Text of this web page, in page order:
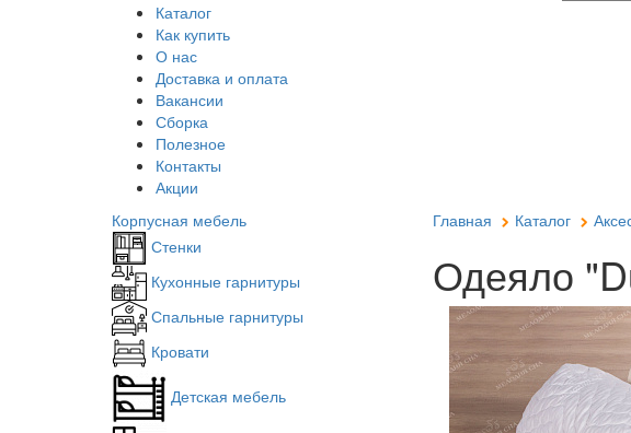
Каталог
Как купить
О нас
Доставка и оплата
Вакансии
Сборка
Полезное
Контакты
Акции
Корпусная мебель
Стенки
Кухонные гарнитуры
Спальные гарнитуры
Кровати
Детская мебель
Главная Каталог
Одеяло